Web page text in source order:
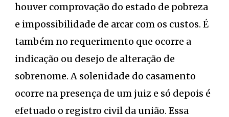
houver comprovação do estado de pobreza
e impossibilidade de arcar com os custos. É
também no requerimento que ocorre a
indicação ou desejo de alteração de
sobrenome. A solenidade do casamento
ocorre na presença de um juiz e só depois é
efetuado o registro civil da união. Essa